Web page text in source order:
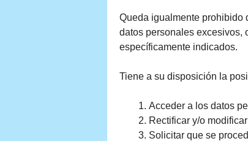
Queda igualmente prohibido
datos personales excesivos,
específicamente indicados.
Tiene a su disposición la
Acceder a los datos
Rectificar y/o
Solicitar que se